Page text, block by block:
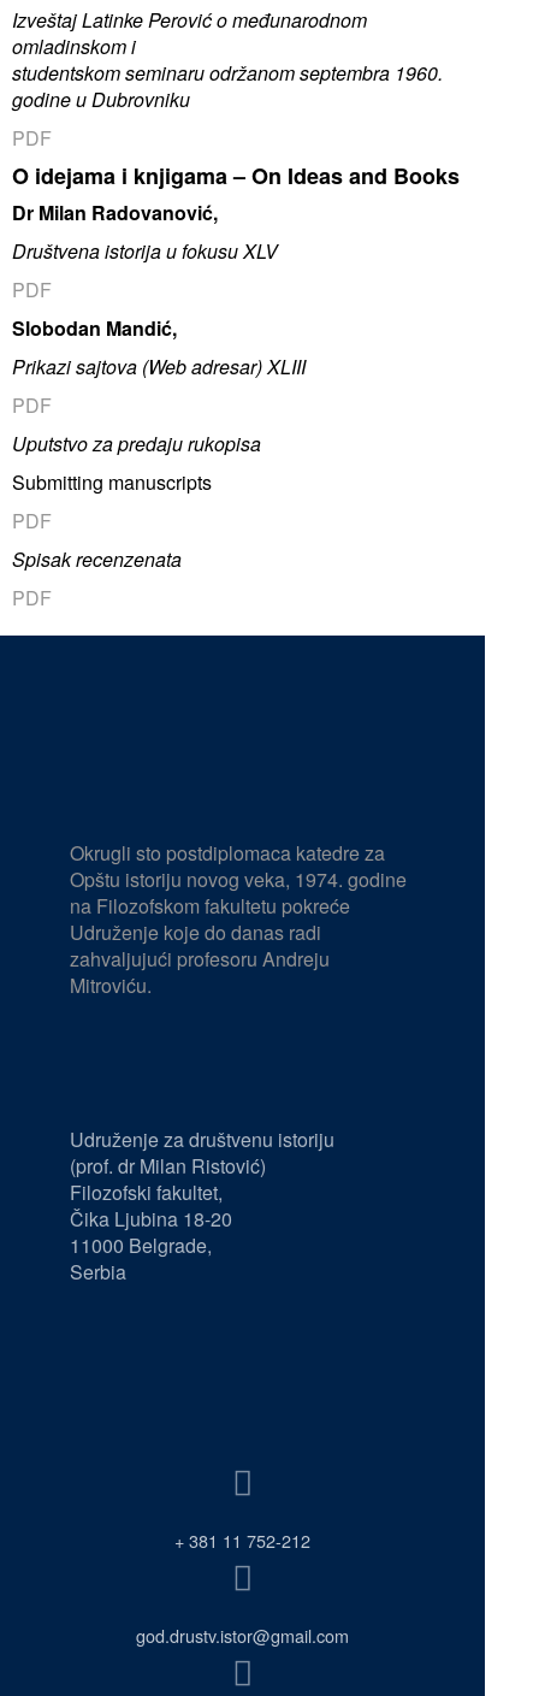
Izveštaj Latinke Perović o međunarodnom
omladinskom i
studentskom seminaru održanom septembra 1960.
godine u Dubrovniku
PDF
O idejama i knjigama – On Ideas and Books
Dr Milan Radovanović,
Društvena istorija u fokusu XLV
PDF
Slobodan Mandić,
Prikazi sajtova (Web adresar) XLIII
PDF
Uputstvo za predaju rukopisa
Submitting manuscripts
PDF
Spisak recenzenata
PDF
Okrugli sto postdiplomaca katedre za
Opštu istoriju novog veka, 1974. godine
na Filozofskom fakultetu pokreće
Udruženje koje do danas radi
zahvaljujući profesoru Andreju
Mitroviću.
Udruženje za društvenu istoriju
(prof. dr Milan Ristović)
Filozofski fakultet,
Čika Ljubina 18-20
11000 Belgrade,
Serbia
+ 381 11 752-212
god.drustv.istor@gmail.com